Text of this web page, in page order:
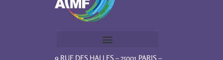
9 RUE DES HALLES – 75001 PARIS –